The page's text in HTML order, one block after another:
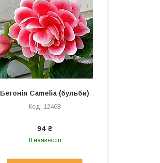
Бегонія Camelia (бульби)
12468
94 ₴
В наявності